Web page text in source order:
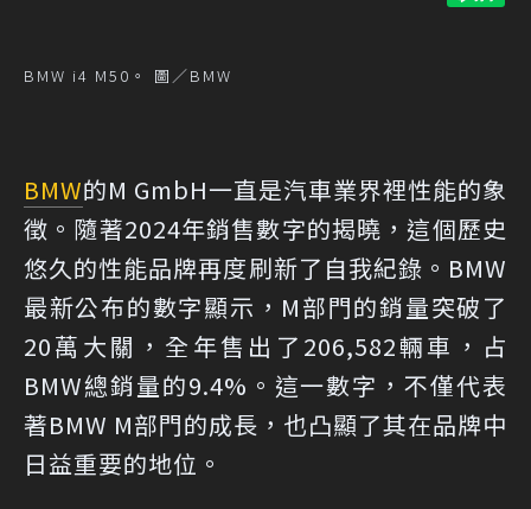
BMW i4 M50。 圖／BMW
BMW的M GmbH一直是汽車業界裡性能的象
徵。隨著2024年銷售數字的揭曉，這個歷史
悠久的性能品牌再度刷新了自我紀錄。BMW
最新公布的數字顯示，M部門的銷量突破了
20萬大關，全年售出了206,582輛車，占
BMW總銷量的9.4%。這一數字，不僅代表
著BMW M部門的成長，也凸顯了其在品牌中
日益重要的地位。